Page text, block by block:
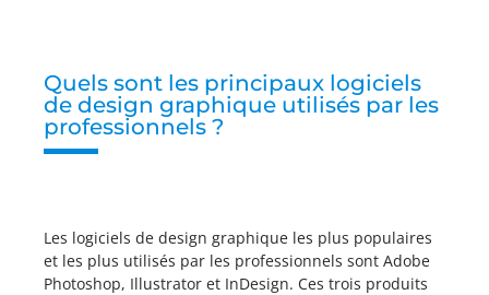
Quels sont les principaux logiciels
de design graphique utilisés par les
professionnels ?
Les logiciels de design graphique les plus populaires
et les plus utilisés par les professionnels sont Adobe
Photoshop, Illustrator et InDesign. Ces trois produits